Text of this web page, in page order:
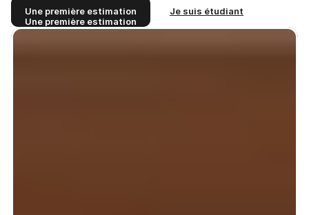
Une première estimation
Une première estimation
Je suis étudiant